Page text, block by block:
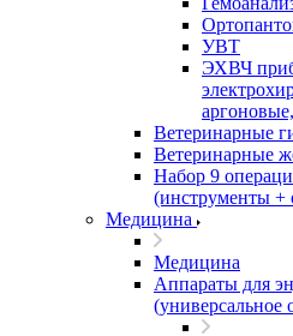
УВТ
ЭХВЧ
Ветеринарные
Ветеринарные
Набор 9
(инструменты +
Медицина
Медицина
Аппараты для
(универсальное